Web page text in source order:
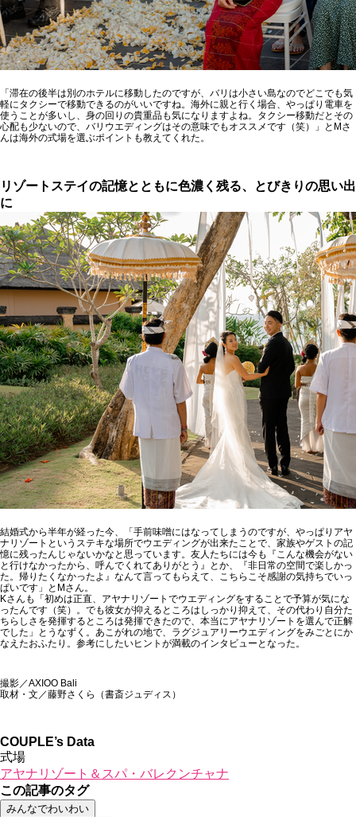
「滞在の後半は別のホテルに移動したのですが、バリは小さい島なのでどこでも気
軽にタクシーで移動できるのがいいですね。海外に親と行く場合、やっぱり電車を
使うことが多いし、身の回りの貴重品も気になりますよね。タクシー移動だとその
心配も少ないので、バリウエディングはその意味でもオススメです（笑）」とMさ
んは海外の式場を選ぶポイントも教えてくれた。
リゾートステイの記憶とともに色濃く残る、とびきりの思い出
に
結婚式から半年が経った今、「手前味噌にはなってしまうのですが、やっぱりアヤ
ナリゾートというステキな場所でウエディングが出来たことで、家族やゲストの記
憶に残ったんじゃないかなと思っています。友人たちには今も『こんな機会がない
と行けなかったから、呼んでくれてありがとう』とか、『非日常の空間で楽しかっ
た。帰りたくなかったよ』なんて言ってもらえて、こちらこそ感謝の気持ちでいっ
ぱいです」とMさん。
Kさんも「初めは正直、アヤナリゾートでウエディングをすることで予算が気にな
ったんです（笑）。でも彼女が抑えるところはしっかり抑えて、その代わり自分た
ちらしさを発揮するところは発揮できたので、本当にアヤナリゾートを選んで正解
でした」とうなずく。あこがれの地で、ラグジュアリーウエディングをみごとにか
なえたおふたり。参考にしたいヒントが満載のインタビューとなった。
撮影／AXIOO Bali
取材・文／藤野さくら（書斎ジュディス）
COUPLE’s Data
式場
アヤナリゾート＆スパ・バレクンチャナ
この記事のタグ
みんなでわいわい